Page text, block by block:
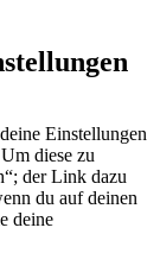
Einstellungen
diese zu
der Link dazu
du auf deinen
deine